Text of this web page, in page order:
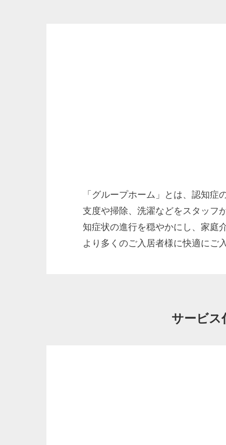
「グループホーム」とは、認知
支度や掃除、洗濯などをスタッフ
知症状の進行を穏やかにし、家庭
より多くのご入居者様に快適にご
サービ